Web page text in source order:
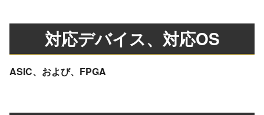
対応デバイス、対応OS
ASIC、および、FPGA